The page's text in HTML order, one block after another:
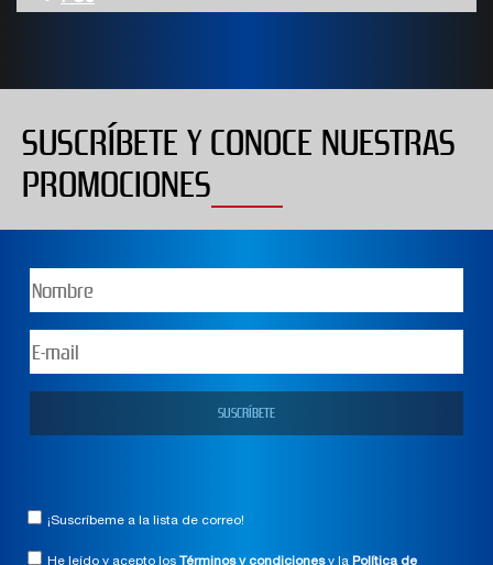
SUSCRÍBETE Y CONOCE NUESTRAS
PROMOCIONES
¡Suscríbeme a la lista de correo!
He leído y acepto los Términos y condicionesy la Política de